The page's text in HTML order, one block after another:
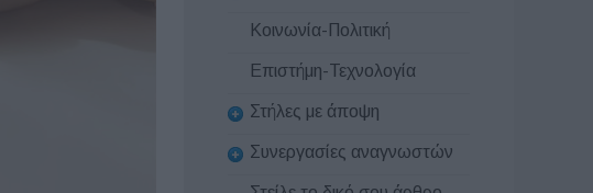
Κοινωνία-Πολιτική
Επιστήμη-Τεχνολογία
Στήλες με άποψη
Συνεργασίες αναγνωστών